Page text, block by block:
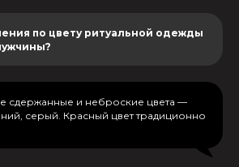
по цвету ритуальной одежды
сдержанные и неброские цвета —
серый. Красный цвет традиционно